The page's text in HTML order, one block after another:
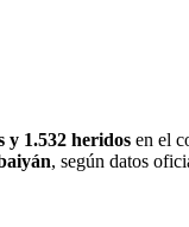
y 1.532 heridos en el
, según datos